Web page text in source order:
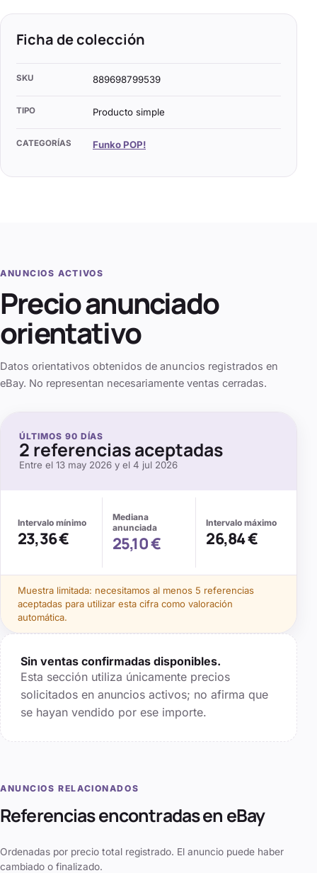
Ficha de colección
SKU 889698799539
TIPO Producto simple
CATEGORÍAS Funko POP!
ANUNCIOS ACTIVOS
Precio anunciado
orientativo
Datos orientativos obtenidos de anuncios registrados en
eBay. No representan necesariamente ventas cerradas.
ÚLTIMOS 90 DÍAS
2 referencias aceptadas
Entre el 13 may 2026 y el 4 jul 2026
Intervalo mínimo
23,36 €
Mediana
anunciada
25,10 €
Intervalo máximo
26,84 €
Muestra limitada: necesitamos al menos 5 referencias
aceptadas para utilizar esta cifra como valoración
automática.
Sin ventas confirmadas disponibles.
Esta sección utiliza únicamente precios
solicitados en anuncios activos; no afirma que
se hayan vendido por ese importe.
ANUNCIOS RELACIONADOS
Referencias encontradas en eBay
Ordenadas por precio total registrado. El anuncio puede haber
cambiado o finalizado.